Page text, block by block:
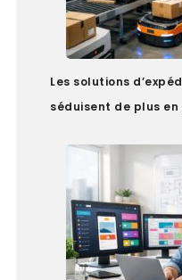
Les solutions
séduisent de plus